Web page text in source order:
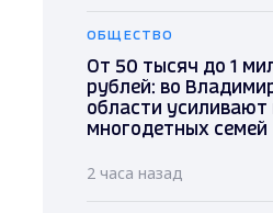
ОБЩЕСТВО
От 50 тысяч до 1
рублей: во
области
многодетных семей
2 часа назад